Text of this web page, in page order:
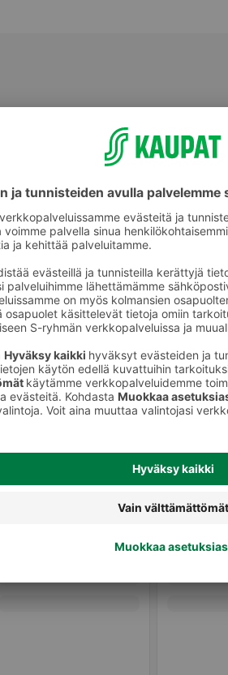
Halloumit, grillijuustot ja muut
erikoisjuustot